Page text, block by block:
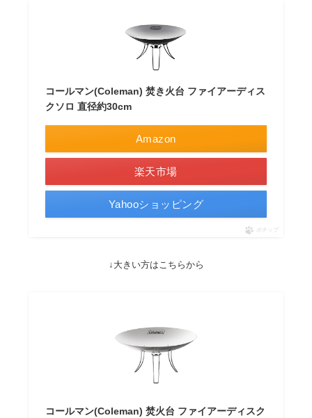
コールマン(Coleman) 焚き火台 ファイアーディス
クソロ 直径約30cm
Amazon
楽天市場
Yahooショッピング
ポチップ
↓大きい方はこちらから
コールマン(Coleman) 焚火台 ファイアーディスク